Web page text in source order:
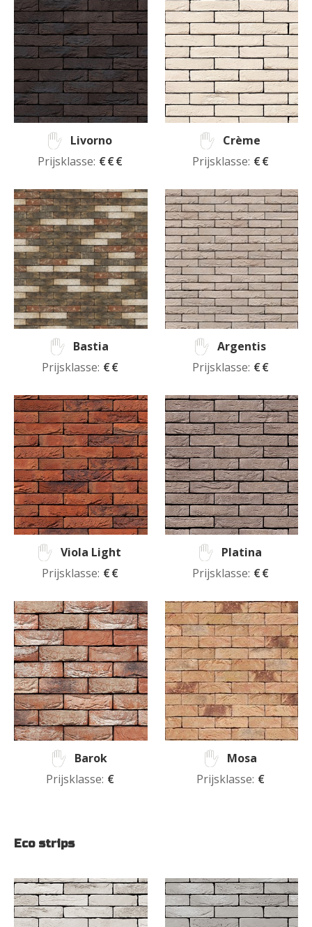
Livorno
Prijsklasse: €€€
Crème
Prijsklasse: €€
Bastia
Prijsklasse: €€
Argentis
Prijsklasse: €€
Viola Light
Prijsklasse: €€
Platina
Prijsklasse: €€
Barok
Prijsklasse: €
Mosa
Prijsklasse: €
Eco strips